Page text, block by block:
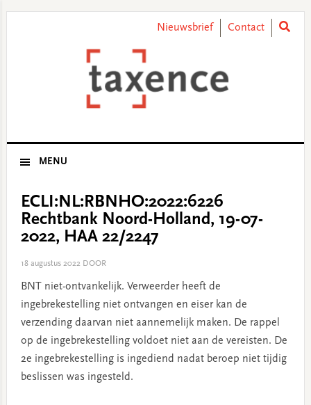
Nieuwsbrief Contact
MENU
ECLI:NL:RBNHO:2022:6226
Rechtbank Noord-Holland, 19-07-
2022, HAA 22/2247
18 augustus 2022DOOR
BNT niet-ontvankelijk. Verweerder heeft de
ingebrekestelling niet ontvangen en eiser kan de
verzending daarvan niet aannemelijk maken. De rappel
op de ingebrekestelling voldoet niet aan de vereisten. De
2e ingebrekestelling is ingediend nadat beroep niet tijdig
beslissen was ingesteld.